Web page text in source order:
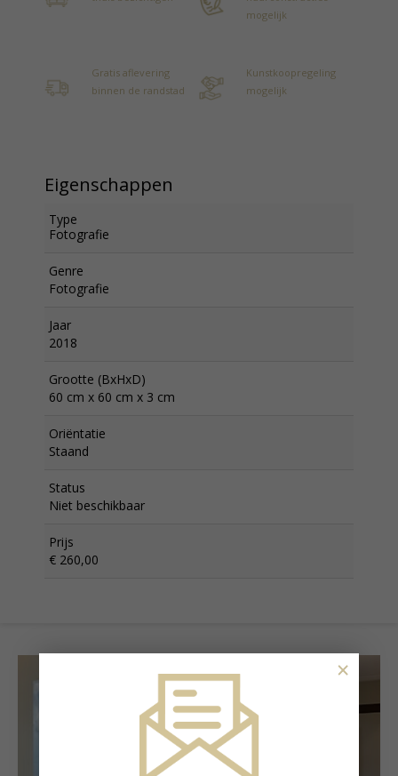
mogelijk
Gratis aflevering
binnen de randstad
Kunstkoopregeling
mogelijk
Eigenschappen
Type
Fotografie
Genre
Fotografie
Jaar
2018
Grootte (BxHxD)
60 cm x 60 cm x 3 cm
Oriëntatie
Staand
Status
Niet beschikbaar
Prijs
€ 260,00
×